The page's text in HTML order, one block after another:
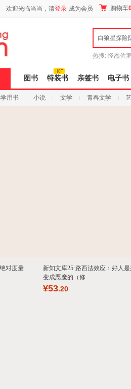
欢迎光临当当，请登录 成为会员 购物车
白狼星探险
热搜: 怪杰佐
图书 特装书 亲签书 电子书
用书 小说 文学 青春文学
对度量
新知文库25·路西法效应：好人
变成恶魔的（修
¥53.20